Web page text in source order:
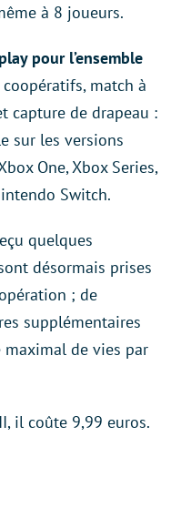
à 8 joueurs.
pour l’ensemble
match à
capture de drapeau :
sur les versions
One, Xbox Series,
Switch.
quelques
désormais prises
; de
supplémentaires
de vies par
il coûte 9,99 euros.